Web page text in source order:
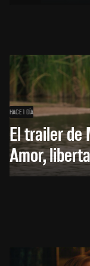
HACE 1 DÍA
El trailer de
Amor,